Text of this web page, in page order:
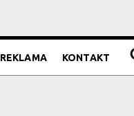
REKLAMA KONTAKT